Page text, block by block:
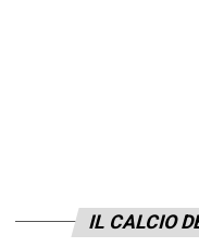
IL CALCIO